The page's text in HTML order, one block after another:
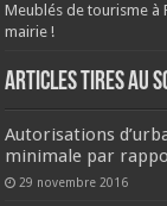
Meublés de tourisme à
mairie !
ARTICLES TIRES AU
Autorisations
minimale par
29 novembre 2016